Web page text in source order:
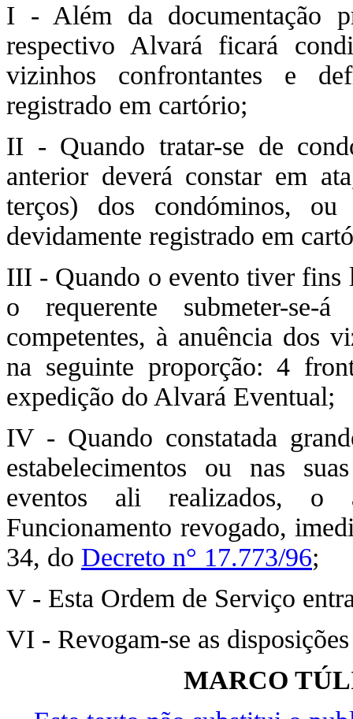
I - Além da documentação
respectivo Alvará ficará
vizinhos confrontantes e
registrado em cartório;
II - Quando tratar-se de
anterior deverá constar em
terços) dos condóminos,
devidamente registrado em
III - Quando o evento tiver fins
o requerente submeter-
competentes, à anuência dos
na seguinte proporção: 4
expedição do Alvará Eventual;
IV - Quando constatada
estabelecimentos ou nas
eventos ali realizados, o
Funcionamento revogado,
34, do Decreto n° 17.773/96;
V - Esta Ordem de Serviço
VI - Revogam-se as
MARCO